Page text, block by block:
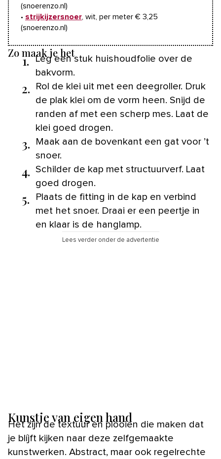
(snoerenzo.nl)
• strijkijzersnoer , wit, per meter € 3,25
(snoerenzo.nl)
Zo maak je het
1.
Leg een stuk huishoudfolie over de
bakvorm.
2.
Rol de klei uit met een deegroller. Druk
de plak klei om de vorm heen. Snijd de
randen af met een scherp mes. Laat de
klei goed drogen.
3.
Maak aan de bovenkant een gat voor ’t
snoer.
4. Schilder de kap met structuurverf. Laat
goed drogen.
5.
Plaats de fitting in de kap en verbind
met het snoer. Draai er een peertje in
en klaar is de hanglamp.
Lees verder onder de advertentie
Kunstje van eigen hand
Het zijn de textuur en plooien die maken dat
je blíjft kijken naar deze zelfgemaakte
kunstwerken. Abstract, maar ook regelrechte